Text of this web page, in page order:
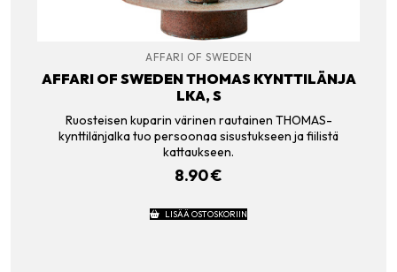
AFFARI OF SWEDEN
AFFARI OF SWEDEN THOMAS KYNTTILÄNJA
LKA, S
Ruosteisen kuparin värinen rautainen THOMAS-
kynttilänjalka tuo persoonaa sisustukseen ja fiilistä
kattaukseen.
8.90€
LISÄÄ OSTOSKORIIN